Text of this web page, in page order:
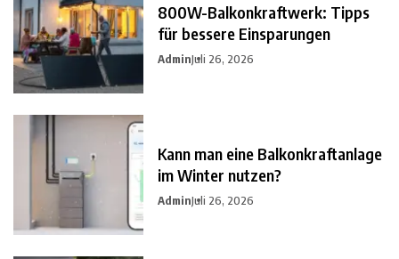
800W-Balkonkraftwerk: Tipps
für bessere Einsparungen
AdminJuli 26, 2026
Kann man eine Balkonkraftanlage
im Winter nutzen?
AdminJuli 26, 2026